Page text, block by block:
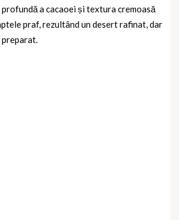
profundă a cacaoei și textura cremoasă
praf, rezultând un desert rafinat, dar
preparat.